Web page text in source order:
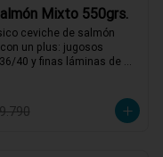
completa, salsas o
incluidos.
Mixto 550grs.
ceviche de salmón
un plus: jugosos
40 y finas láminas de
en una leche de tigre que
paladar 🐟🦐🦑